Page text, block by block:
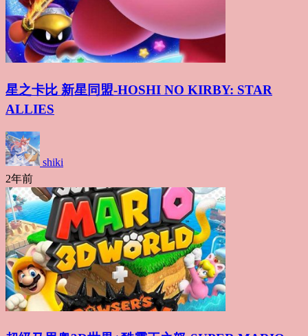
星之卡比 新星同盟-HOSHI NO KIRBY: STAR
ALLIES
shiki
2年前